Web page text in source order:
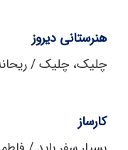
هنرستانی دیروز
چلیک، چلیک /
کارساز